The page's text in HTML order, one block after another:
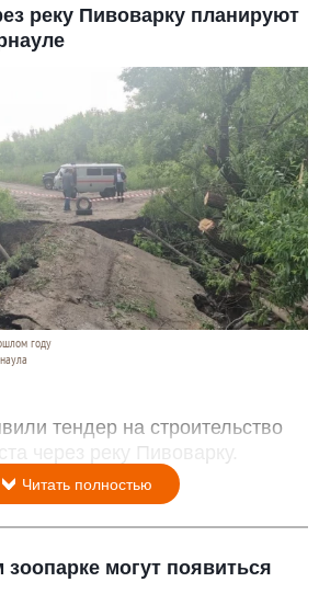
реку Пивоварку планируют
году
тендер на строительство
через реку Пивоварку.
Читать полностью
могут появиться